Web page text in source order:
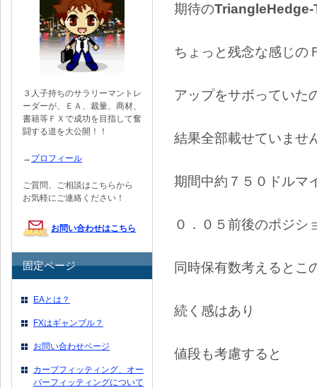
期待のTriangleHedge-
ちょっと残念な感じの
アップをサボっていた
結果全部載せていませ
期間中約７５０ドルマ
０．０５前後のポジシ
同時保有数考えるとこ
続く感はあり
値段も考慮すると
３人子持ちのサラリーマントレ
ーダーが、ＥＡ、裁量、商材、
書籍等ＦＸで成功を目指して奮
闘する道を大公開！！
→ プロフィール
ご質問、ご相談はこちらから
お気軽にご連絡ください！
お問い合わせはこちら
固定ページ
EAとは？
FXはギャンブル？
お問い合わせページ
カーブフィッティング、オー
バーフィッティングについて